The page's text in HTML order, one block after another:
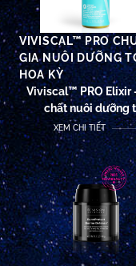
VIVISCAL™ PRO
GIA NUÔI DƯỠNG
HOA KỲ
Viviscal™ PRO Elixir
chất nuôi dưỡng
XEM CHI TIẾT